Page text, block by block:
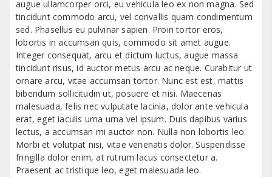
augue ullamcorper orci, eu vehicula leo ex non magna. Sed
tincidunt commodo arcu, vel convallis quam condimentum
sed. Phasellus eu pulvinar sapien. Proin tortor eros,
lobortis in accumsan quis, commodo sit amet augue.
Integer consequat, arcu et dictum luctus, augue massa
tincidunt risus, id auctor metus arcu ac neque. Curabitur ut
ornare arcu, vitae accumsan tortor. Nunc est est, mattis
bibendum sollicitudin ut, posuere et nisi. Maecenas
malesuada, felis nec vulputate lacinia, dolor ante vehicula
erat, eget iaculis urna urna vel ipsum. Duis dapibus varius
lectus, a accumsan mi auctor non. Nulla non lobortis leo.
Morbi et volutpat nisi, vitae venenatis dolor. Suspendisse
fringilla dolor enim, at rutrum lacus consectetur a.
Praesent ac tristique leo, eget malesuada leo.